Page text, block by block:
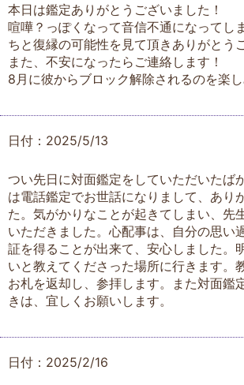
本日は鑑定ありがとうございました！
喧嘩？っぽくなって音信不通になってし
ちと復縁の可能性を見て頂きありがとう
また、不安になったらご連絡します！
8月に彼からブロック解除されるのを楽
日付：2025/5/13
つい先日に対面鑑定をしていただいたば
は電話鑑定でお世話になりまして、あり
た。気がかりなことが起きてしまい、先
いただきました。心配事は、自分の思い
証を得ることが出来て、安心しました。
いと教えてくださった場所に行きます。
お札を返却し、参拝します。また対面鑑
きは、宜しくお願いします。
日付：2025/2/16